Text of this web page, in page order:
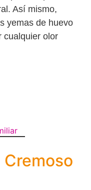
Así mismo,
yemas de huevo
cualquier olor